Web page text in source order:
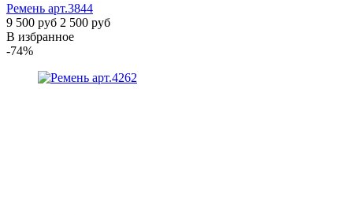
Ремень арт.3844
9 500 руб 2 500 руб
В избранное
-74%